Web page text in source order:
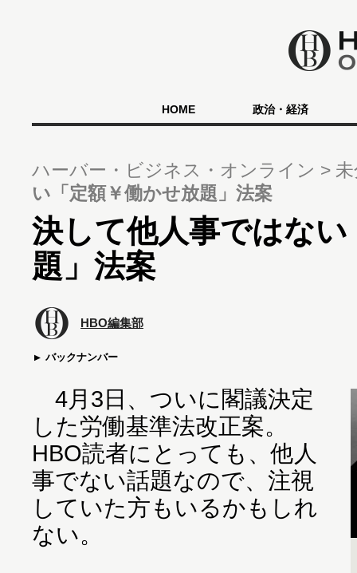
HOME 政治・経済
ハーバー・ビジネス・オンライン
い「定額￥働かせ放題」法案
決して他人事ではな
題」法案
HBO編集部
バックナンバー
4月3日、ついに閣議決定
した労働基準法改正案。
HBO読者にとっても、他人
事でない話題なので、注視
していた方もいるかもしれ
ない。